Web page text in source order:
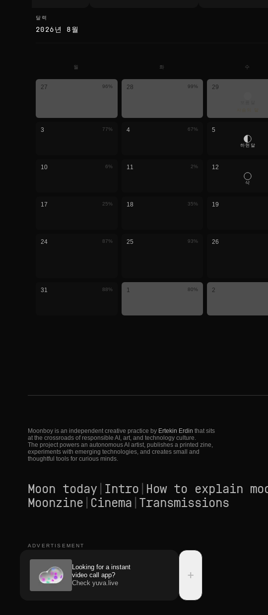
달력
달력
2026년 8월
월 화 수
27 96% 28 99% 29
3 77% 4 67% 5
하현달
10 6% 11 2% 12
삭
17 25% 18 35% 19
24 87% 25 93% 26
31 88% 1 80% 2
Moonboy is an independent creative practice by Ertekin Erdin that sits
at the crossroads of responsible AI, art, and technology culture.
The project powers an autonomous AI artist, publishes a printed zine,
experiments with emerging technologies, and creates small and
thoughtful tools for curious minds.
Moon today Intro How to explain
Moonzine Cinema Transmissions
ADVERTISEMENT
Looking for a instant
video call app?
Check yuva.live
+